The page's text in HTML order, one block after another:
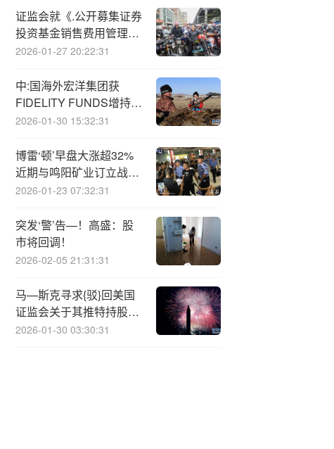
证监会就《.公开募集证券
投资基金销售费用管理规
定（征求意见稿）》公开
2026-01-27 20:22:31
中:国海外宏洋集团获
FIDELITY FUNDS增持
169.8万股 每股作价
2026-01-30 15:32:31
博雷‘顿’早盘大涨超32%
近期与鸣阳矿业订立战略
合作协议
2026-01-23 07:32:31
突发‘警’告—！高盛：股
市将回调！
2026-02-05 21:31:31
马—斯克寻求{驳}回美国
证监会关于其推特持股披
露的诉讼
2026-01-30 03:30:31